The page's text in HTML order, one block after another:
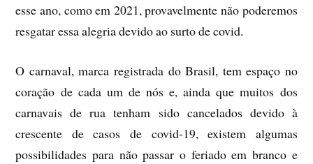
esse ano, como em 2021, provavelmente não poderemos
resgatar essa alegria devido ao surto de covid.
O carnaval, marca registrada do Brasil, tem espaço no
coração de cada um de nós e, ainda que muitos dos
carnavais de rua tenham sido cancelados devido à
crescente de casos de covid-19, existem algumas
possibilidades para não passar o feriado em branco e